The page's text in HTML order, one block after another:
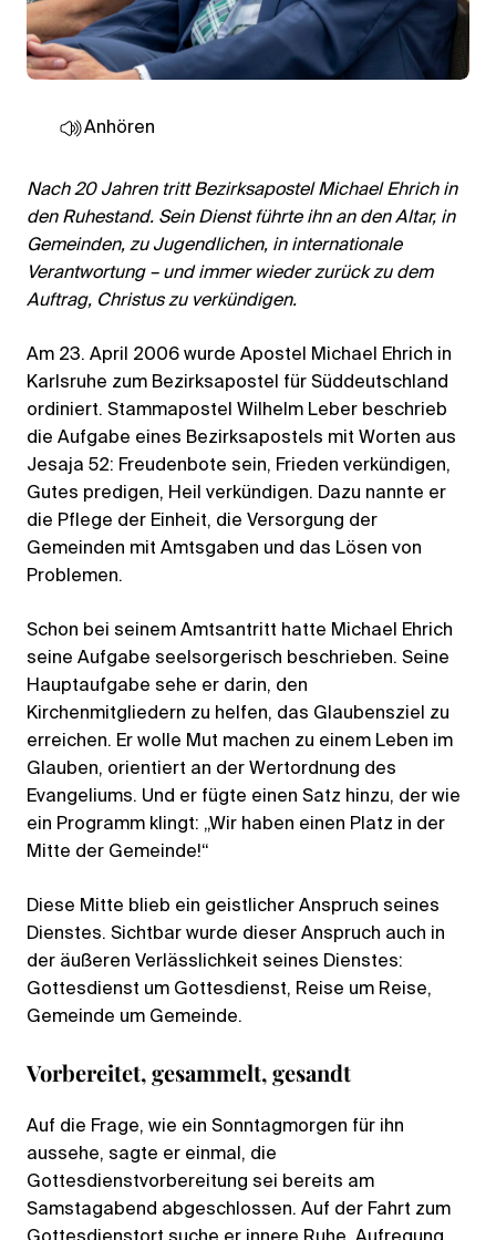
Anhören
Nach 20 Jahren tritt Bezirksapostel Michael Ehrich in
den Ruhestand. Sein Dienst führte ihn an den Altar, in
Gemeinden, zu Jugendlichen, in internationale
Verantwortung – und immer wieder zurück zu dem
Auftrag, Christus zu verkündigen.
Am 23. April 2006 wurde Apostel Michael Ehrich in
Karlsruhe zum Bezirksapostel für Süddeutschland
ordiniert. Stammapostel Wilhelm Leber beschrieb
die Aufgabe eines Bezirksapostels mit Worten aus
Jesaja 52: Freudenbote sein, Frieden verkündigen,
Gutes predigen, Heil verkündigen. Dazu nannte er
die Pflege der Einheit, die Versorgung der
Gemeinden mit Amtsgaben und das Lösen von
Problemen.
Schon bei seinem Amtsantritt hatte Michael Ehrich
seine Aufgabe seelsorgerisch beschrieben. Seine
Hauptaufgabe sehe er darin, den
Kirchenmitgliedern zu helfen, das Glaubensziel zu
erreichen. Er wolle Mut machen zu einem Leben im
Glauben, orientiert an der Wertordnung des
Evangeliums. Und er fügte einen Satz hinzu, der wie
ein Programm klingt: „Wir haben einen Platz in der
Mitte der Gemeinde!“
Diese Mitte blieb ein geistlicher Anspruch seines
Dienstes. Sichtbar wurde dieser Anspruch auch in
der äußeren Verlässlichkeit seines Dienstes:
Gottesdienst um Gottesdienst, Reise um Reise,
Gemeinde um Gemeinde.
Vorbereitet, gesammelt, gesandt
Auf die Frage, wie ein Sonntagmorgen für ihn
aussehe, sagte er einmal, die
Gottesdienstvorbereitung sei bereits am
Samstagabend abgeschlossen. Auf der Fahrt zum